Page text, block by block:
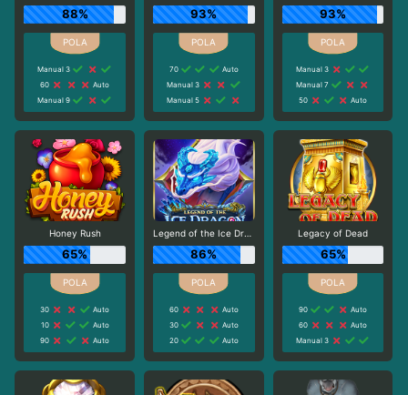
88%
Manual 3
60
Auto
Manual 9
93%
70
Auto
Manual 3
Manual 5
93%
Manual 3
Manual 7
50
Auto
Honey Rush
65%
30
Auto
10
Auto
90
Auto
Legend of the Ice Dragon
86%
60
Auto
30
Auto
20
Auto
Legacy of Dead
65%
90
Auto
60
Auto
Manual 3